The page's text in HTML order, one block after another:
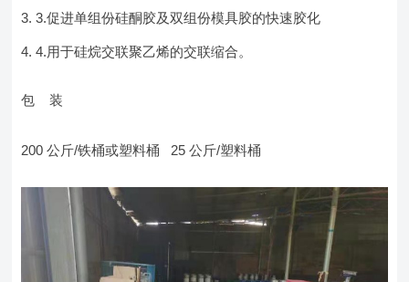
3.促进单组份硅酮胶及双组份模具胶的快速胶化
4.用于硅烷交联聚乙烯的交联缩合。
包 装
200 公斤/铁桶或塑料桶 25 公斤/塑料桶